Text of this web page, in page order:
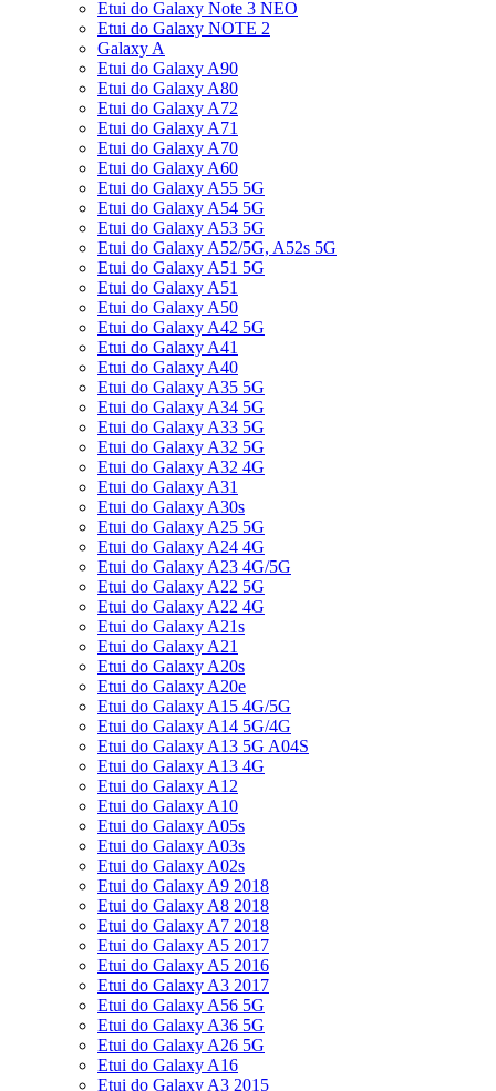
Etui do Galaxy Note 3 NEO
Etui do Galaxy NOTE 2
Galaxy A
Etui do Galaxy A90
Etui do Galaxy A80
Etui do Galaxy A72
Etui do Galaxy A71
Etui do Galaxy A70
Etui do Galaxy A60
Etui do Galaxy A55 5G
Etui do Galaxy A54 5G
Etui do Galaxy A53 5G
Etui do Galaxy A52/5G, A52s 5G
Etui do Galaxy A51 5G
Etui do Galaxy A51
Etui do Galaxy A50
Etui do Galaxy A42 5G
Etui do Galaxy A41
Etui do Galaxy A40
Etui do Galaxy A35 5G
Etui do Galaxy A34 5G
Etui do Galaxy A33 5G
Etui do Galaxy A32 5G
Etui do Galaxy A32 4G
Etui do Galaxy A31
Etui do Galaxy A30s
Etui do Galaxy A25 5G
Etui do Galaxy A24 4G
Etui do Galaxy A23 4G/5G
Etui do Galaxy A22 5G
Etui do Galaxy A22 4G
Etui do Galaxy A21s
Etui do Galaxy A21
Etui do Galaxy A20s
Etui do Galaxy A20e
Etui do Galaxy A15 4G/5G
Etui do Galaxy A14 5G/4G
Etui do Galaxy A13 5G A04S
Etui do Galaxy A13 4G
Etui do Galaxy A12
Etui do Galaxy A10
Etui do Galaxy A05s
Etui do Galaxy A03s
Etui do Galaxy A02s
Etui do Galaxy A9 2018
Etui do Galaxy A8 2018
Etui do Galaxy A7 2018
Etui do Galaxy A5 2017
Etui do Galaxy A5 2016
Etui do Galaxy A3 2017
Etui do Galaxy A56 5G
Etui do Galaxy A36 5G
Etui do Galaxy A26 5G
Etui do Galaxy A16
Etui do Galaxy A3 2015